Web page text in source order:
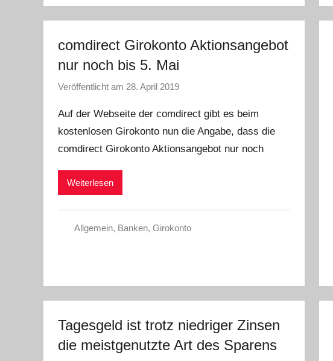
comdirect Girokonto Aktionsangebot
nur noch bis 5. Mai
Veröffentlicht am 28. April 2019v
n
a
d
Auf der Webseite der comdirect gibt es beim
kostenlosen Girokonto nun die Angabe, dass die
comdirect Girokonto Aktionsangebot nur noch
Weiterlesen
Allgemein, Banken,Girokonto
Tagesgeld ist trotz niedriger Zinsen
die meistgenutzte Art des Sparens